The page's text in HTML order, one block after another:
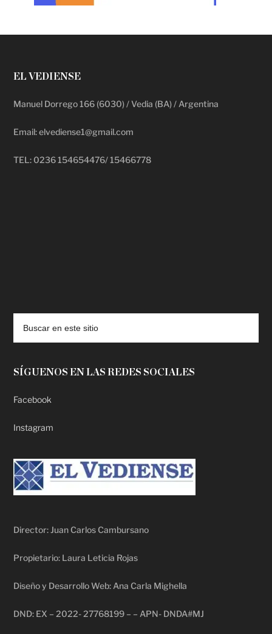
EL VEDIENSE
Manuel Dorrego 166 (6030) / Vedia (BA) / Argentina
Email: elvediense1@gmail.com
TEL: 0236 154654476/ 15466778
SÍGUENOS EN LAS REDES SOCIALES
Facebook
Instagram
Director: Juan Carlos Cambursano
Propietario: Laura Leticia Rojas
Diseño y Desarrollo Web: Ana Carla Mighella
DND: EX – 2022- 27768199 – – APN- DNDA#MJ